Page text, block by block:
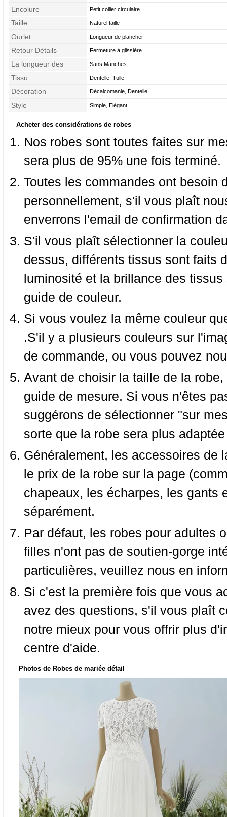
Encolure Petit collier circulaire
Taille Naturel taille
Ourlet Longueur de plancher
Retour Détails Fermeture à glissière
La longueur des
manches
Sans Manches
Tissu Dentelle, Tulle
Décoration Décalcomanie, Dentelle
Style Simple, Elégant
Acheter des considérations de robes
Nos robes sont toutes faites sur
sera plus de 95% une fois terminé.
Toutes les commandes ont besoin
personnellement, s'il vous plaît
enverrons l'email de confirmation
S'il vous plaît sélectionner la
dessus, différents tissus sont faits
luminosité et la brillance des
guide de couleur.
Si vous voulez la même couleur
.S'il y a plusieurs couleurs sur
de commande, ou vous pouvez
Avant de choisir la taille de la
guide de mesure. Si vous n'êtes
suggérons de sélectionner "sur
sorte que la robe sera plus
Généralement, les accessoires de
le prix de la robe sur la page
chapeaux, les écharpes, les gants
séparément.
Par défaut, les robes pour adultes
filles n'ont pas de soutien-gorge
particulières, veuillez nous en
Si c'est la première fois que vous
avez des questions, s'il vous plaît
notre mieux pour vous offrir plus
centre d'aide.
Photos de Robes de mariée détail